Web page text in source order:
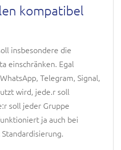
kompatibel
insbesondere die
einschränken. Egal
Telegram, Signal,
wird, jede.r soll
soll jeder Gruppe
ja auch bei